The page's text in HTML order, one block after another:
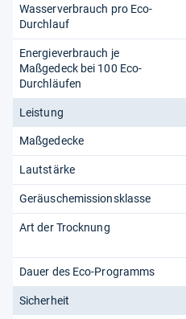
Wasserverbrauch pro Eco-
Durchlauf
Energieverbrauch je
Maßgedeck bei 100 Eco-
Durchläufen
Leistung
Maßgedecke
Lautstärke
Geräuschemissionsklasse
Art der Trocknung
Dauer des Eco-Programms
Sicherheit